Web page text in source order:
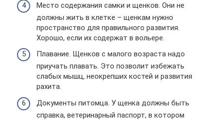
Место содержания самки и щенков. Они не
должны жить в клетке – щенкам нужно
пространство для правильного развития.
Хорошо, если их содержат в вольере.
Плавание. Щенков с малого возраста надо
приучать плавать. Это позволит избежать
слабых мышц, неокрепших костей и развития
рахита.
Документы питомца. У щенка должны быть
справка, ветеринарный паспорт, в котором